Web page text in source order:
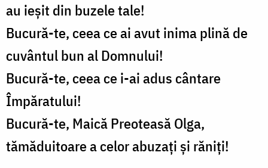
au ieșit din buzele tale!
Bucură-te, ceea ce ai avut inima plină de
cuvântul bun al Domnului!
Bucură-te, ceea ce i-ai adus cântare
Împăratului!
Bucură-te, Maică Preoteasă Olga,
tămăduitoare a celor abuzați și răniți!